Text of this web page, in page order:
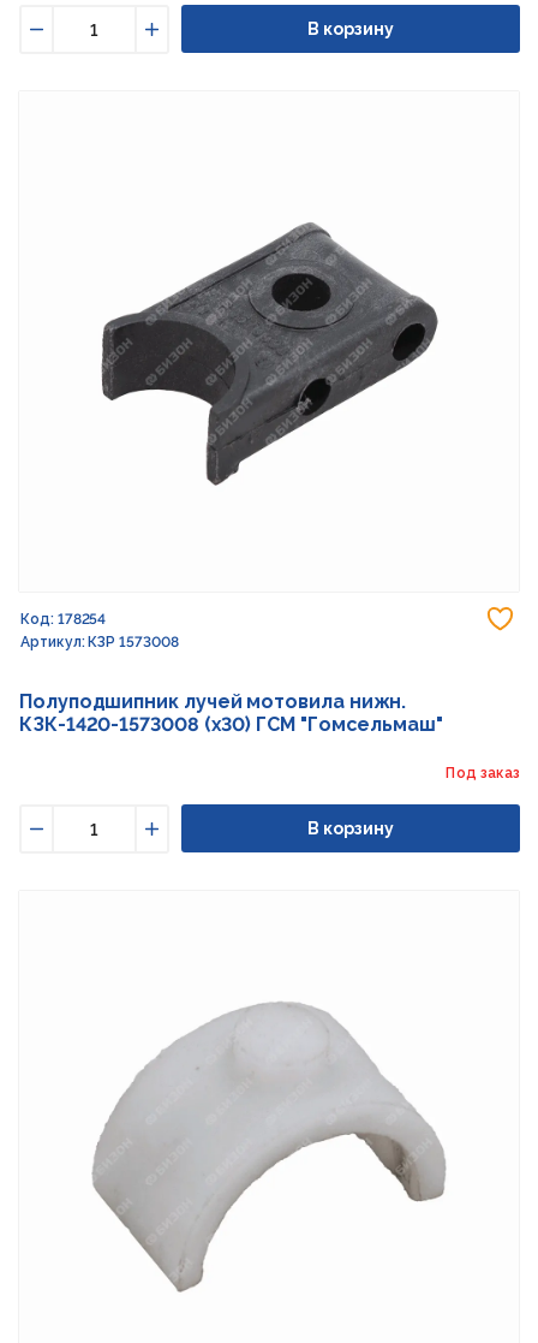
Увеличить
В корзину
Код: 178254
Артикул: КЗР 1573008
Полуподшипник лучей мотовила нижн.
КЗК-1420-1573008 (х30) ГСМ "Гомсельмаш"
Под заказ
Увеличить
В корзину